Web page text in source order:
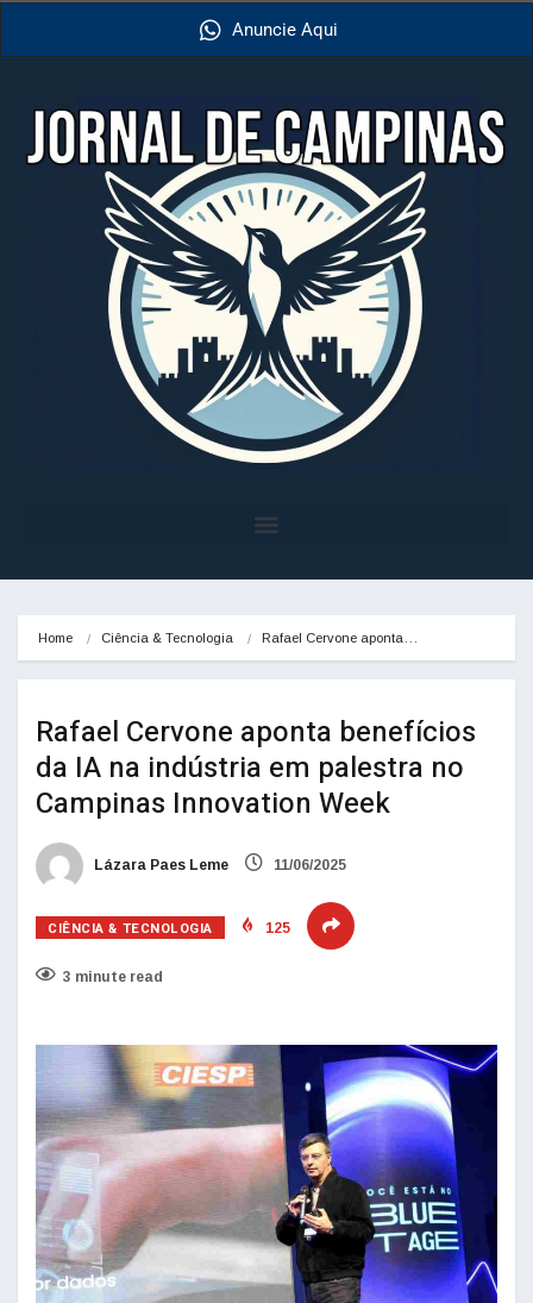
Anuncie Aqui
Home Ciência & Tecnologia Rafael Cervone aponta…
Rafael Cervone aponta benefícios
da IA na indústria em palestra no
Campinas Innovation Week
Lázara Paes Leme 11/06/2025
CIÊNCIA & TECNOLOGIA 125
3 minute read